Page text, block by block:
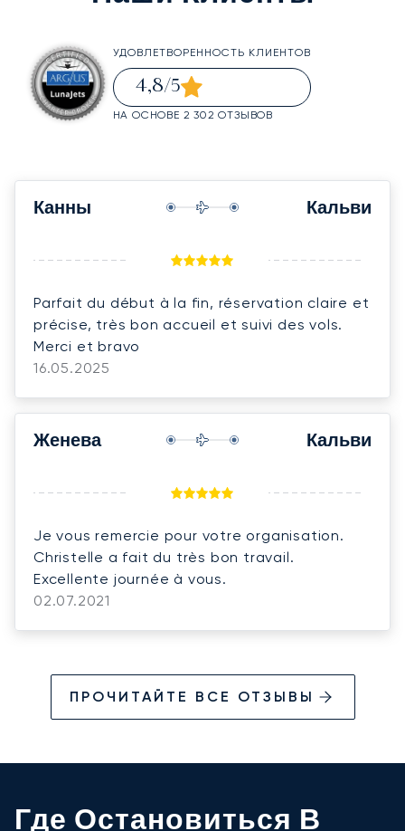
УДОВЛЕТВОРЕННОСТЬ КЛИЕНТОВ
4,8/5
НА ОСНОВЕ 2 302 ОТЗЫВОВ
Канны Кальви
Parfait du début à la fin, réservation claire et
précise, très bon accueil et suivi des vols.
Merci et bravo
16.05.2025
Женева Кальви
Je vous remercie pour votre organisation.
Christelle a fait du très bon travail.
Excellente journée à vous.
02.07.2021
ПРОЧИТАЙТЕ ВСЕ ОТЗЫВЫ
Где Остановиться В